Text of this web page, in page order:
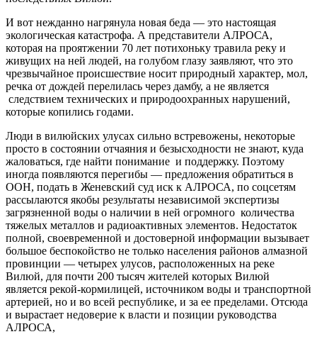
И вот нежданно нагрянула новая беда — это настоящая
экологическая катастрофа. А представители АЛРОСА,
которая на проятжении 70 лет потихоньку травила реку и
живущих на ней людей, на голубом глазу заявляют, что это
чрезвычайное происшествие носит природный характер, мол,
речка от дождей перелилась через дамбу, а не является
следствием технических и природоохранных нарушений,
которые копились годами.
Люди в вилюйских улусах сильно встревожены, некоторые
просто в состоянии отчаяния и безысходности не знают, куда
жаловаться, где найти понимание и поддержку. Поэтому
иногда появляются перегибы — предложения обратиться в
ООН, подать в Женевский суд иск к АЛРОСА, по соцсетям
рассылаются якобы результаты независимой экспертизы
загрязненной воды о наличии в ней огромного количества
тяжелых металлов и радиоактивных элементов. Недостаток
полной, своевременной и достоверной информации вызывает
большое беспокойство не только населения районов алмазной
провинции — четырех улусов, расположенных на реке
Вилюй, для почти 200 тысяч жителей которых Вилюй
является рекой-кормилицей, источником воды и транспортной
артерией, но и во всей республике, и за ее пределами. Отсюда
и вырастает недоверие к власти и позиции руководства
АЛРОСА,